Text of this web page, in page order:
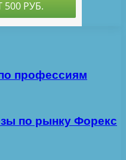
профессиям
по рынку Форекс